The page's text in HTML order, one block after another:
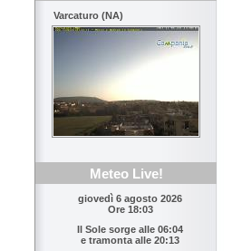
Varcaturo (NA)
Meteo Live!
giovedì 6 agosto 2026
Ore 18:03
Il Sole sorge alle 06:04
e tramonta alle 20:13